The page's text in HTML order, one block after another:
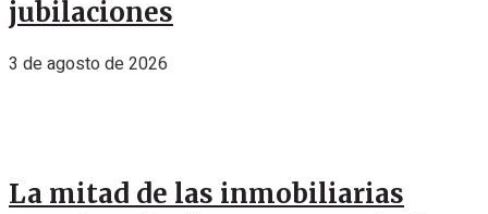
jubilaciones
3 de agosto de 2026
La mitad de las inmobiliarias